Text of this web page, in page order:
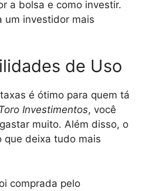
a bolsa e como investir.
um investidor mais
de Uso
é ótimo para quem tá
Toro Investimentos, você
muito. Além disso, o
que deixa tudo mais
comprada pelo